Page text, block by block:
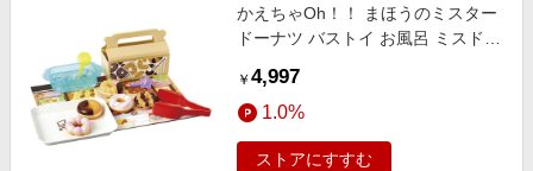
金融・マネー・保険
デジタルコンテンツ
ビジネス・その他サービス
Qoo10メガポ
Samsung ボーナスキャンペーン
週末の高還元 夏の長期版
かえちゃOh！！ まほうのミスター
ドーナツ バストイ お風呂 ミスド
5歳
￥ 4,997
1.0%
ストアにすすむ